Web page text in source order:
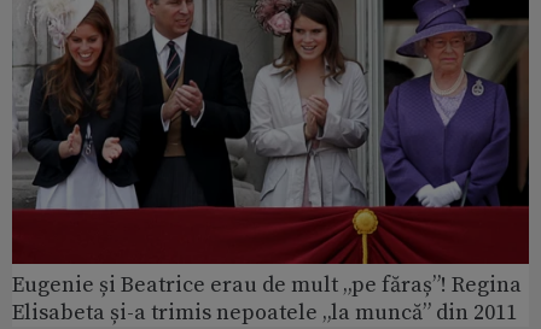
Eugenie și Beatrice erau de mult „pe făraș”! Regina
Elisabeta și-a trimis nepoatele „la muncă” din 2011